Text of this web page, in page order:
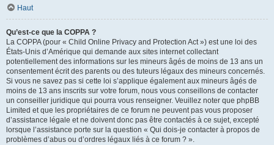
Haut
Qu’est-ce que la COPPA ?
La COPPA (pour « Child Online Privacy and Protection Act ») est une loi des
États-Unis d’Amérique qui demande aux sites internet collectant
potentiellement des informations sur les mineurs âgés de moins de 13 ans un
consentement écrit des parents ou des tuteurs légaux des mineurs concernés.
Si vous ne savez pas si cette loi s’applique également aux mineurs âgés de
moins de 13 ans inscrits sur votre forum, nous vous conseillons de contacter
un conseiller juridique qui pourra vous renseigner. Veuillez noter que phpBB
Limited et que les propriétaires de ce forum ne peuvent pas vous proposer
d’assistance légale et ne doivent donc pas être contactés à ce sujet, excepté
lorsque l’assistance porte sur la question « Qui dois-je contacter à propos de
problèmes d’abus ou d’ordres légaux liés à ce forum ? ».